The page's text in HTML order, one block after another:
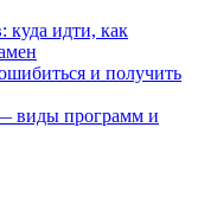
куда идти, как
и получить
виды программ и